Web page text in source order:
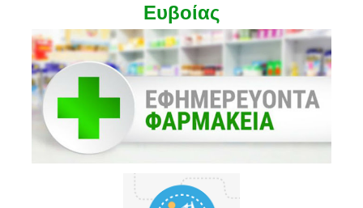
Ευβοίας